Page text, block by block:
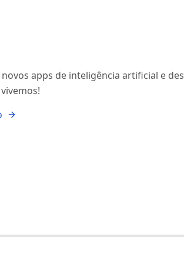
novos apps de inteligência artificial e